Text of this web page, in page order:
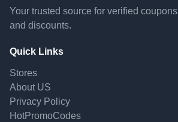
Your trusted source for verified coupons
and discounts.
Quick Links
Stores
About US
Privacy Policy
HotPromoCodes